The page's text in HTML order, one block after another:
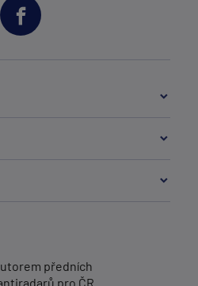
předních
pro ČR.